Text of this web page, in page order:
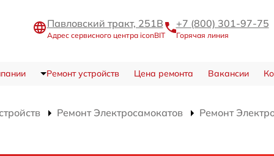
Павловский тракт, 251В
Адрес сервисного центра iconBIT
+7 (800) 301-97-75
Горячая линия
Ремонт устройств Цена ремонта Вакансии
Ремонт Электросамокатов
Ремонт